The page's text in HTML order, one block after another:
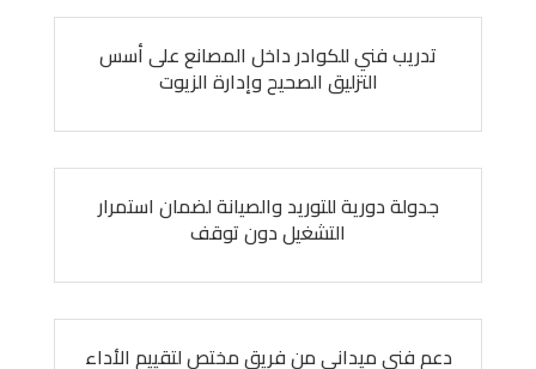
تدريب فني للكوادر داخل المصانع على أسس
التزليق الصحيح وإدارة الزيوت
جدولة دورية للتوريد والصيانة لضمان استمرار
التشغيل دون توقف
دعم فني ميداني من فريق مختص لتقييم الأداء